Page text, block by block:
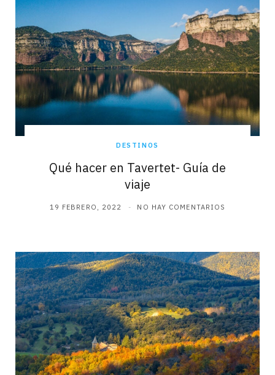
DESTINOS
Qué hacer en Tavertet- Guía de
viaje
19 FEBRERO, 2022 NO HAY COMENTARIOS